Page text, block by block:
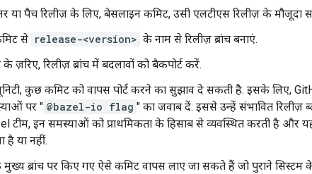
या पैच रिलीज़ के लिए, बेसलाइन कमिट, उसी एलटीएस रिलीज़ के मौजूदा
से release-<version> के नाम से रिलीज़ ब्रांच बनाएं.
ज़रिए, रिलीज़ ब्रांच में बदलावों को बैकपोर्ट करें.
कुछ कमिट को वापस पोर्ट करने का सुझाव दे सकती है. इसके लिए,
पर " @bazel-io flag " का जवाब दें. इससे उन्हें संभावित रिलीज़
टीम, इन समस्याओं को प्राथमिकता के हिसाब से व्यवस्थित करती है और
है या नहीं.
मुख्य ब्रांच पर किए गए ऐसे कमिट वापस लाए जा सकते हैं जो पुराने